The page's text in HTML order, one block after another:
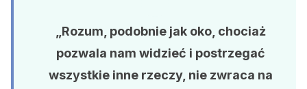
„Rozum, podobnie jak oko, chociaż
pozwala nam widzieć i postrzegać
wszystkie inne rzeczy, nie zwraca na